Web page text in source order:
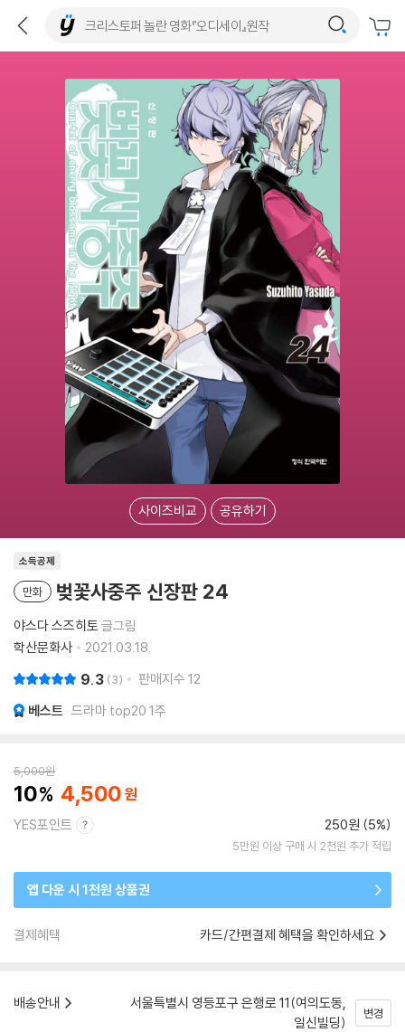
사이즈비교 공유하기
소득공제
만화 벚꽃사중주 신장판 24
야스다 스즈히토 글그림
학산문화사
2021.03.18.
9.3 3 판매지수 12
베스트 드라마 top20 1주
5,000원
10 4,500
YES포인트 250원 (5%)
5만원 이상 구매 시 2천원 추가 적립
앱 다운 시 1천원 상품권
결제혜택 카드/간편결제 혜택을 확인하세요
배송안내
서울특별시 영등포구 은행로 11(여의도동,
일신빌딩)
변경